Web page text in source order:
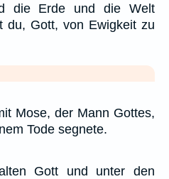
die Erde und die Welt
du, Gott, von Ewigkeit zu
Mose, der Mann Gottes,
Tode segnete.
Gott und unter den